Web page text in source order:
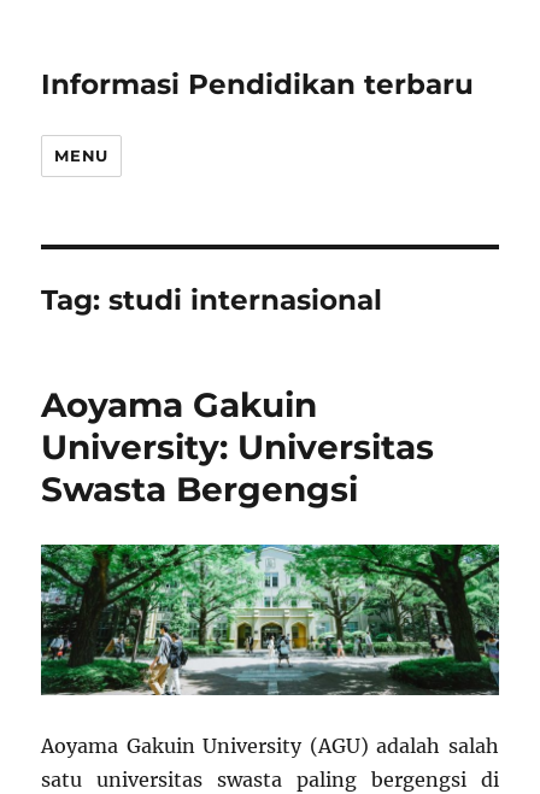
Informasi Pendidikan terbaru
MENU
Tag:studi internasional
Aoyama Gakuin
University: Universitas
Swasta Bergengsi
Aoyama Gakuin University (AGU) adalah salah
satu universitas swasta paling bergengsi di